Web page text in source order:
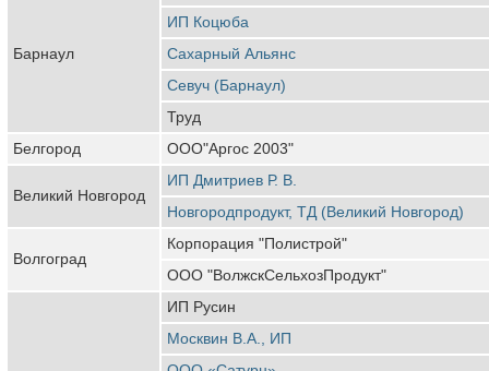
Барнаул
ИП Коцюба
Сахарный Альянс
Севуч (Барнаул)
Труд
Белгород
ООО"Аргос 2003"
Великий Новгород
ИП Дмитриев Р. В.
Новгородпродукт, ТД (Великий Новгород)
Волгоград
Корпорация "Полистрой"
ООО "ВолжскСельхозПродукт"
ИП Русин
Москвин В.А., ИП